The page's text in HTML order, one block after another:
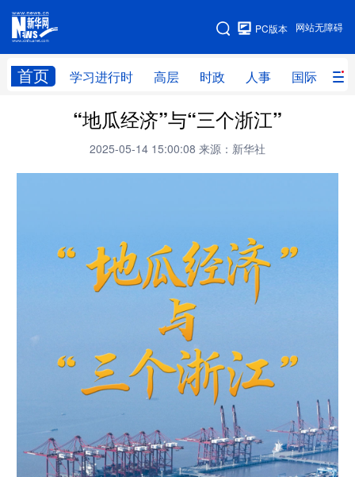
网站无障碍
PC版本
首页 学习进行时 高层 时政 人事 国际 财
网站地图
学习进行时 高层 时政
财经 网评
文化 书画 健康 军事
视频 图片
人居 信息化
乡村振兴 银龄
能源 会展
彩票 娱乐 时尚 悦读
“地瓜经济”与“三个浙江”
2025-05-14 15:00:08 来源：新华社